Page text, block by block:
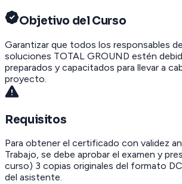
Objetivo del Curso
Garantizar que todos los responsables
soluciones TOTAL GROUND estén
preparados y capacitados para llevar a
proyecto.
Requisitos
Para obtener el certificado con validez
Trabajo, se debe aprobar el examen y
curso) 3 copias originales del formato
del asistente.